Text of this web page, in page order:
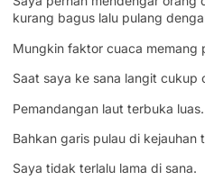
kurang bagus lalu pulang
Mungkin faktor cuaca memang
Saat saya ke sana langit cukup
Pemandangan laut terbuka luas.
Bahkan garis pulau di kejauhan
Saya tidak terlalu lama di sana.